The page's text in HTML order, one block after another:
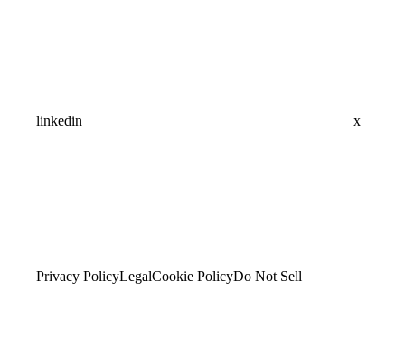
linkedin x
Privacy PolicyLegalCookie PolicyDo Not Sell